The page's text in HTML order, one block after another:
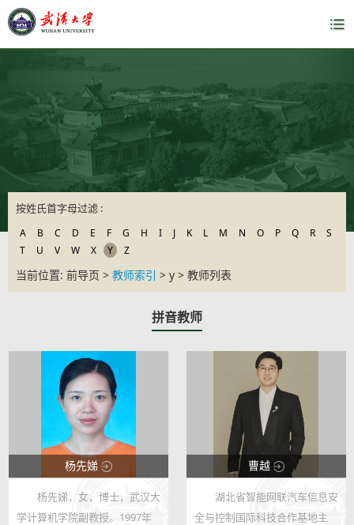
按姓氏首字母过滤 :
A B C D E F G H I J K L M N O P Q R
S
T
U V W X Y Z
当前位置: 前导页 > 教师索引 > y > 教师列表
拼音教师
杨先娣
123
杨先娣，女，博士，武汉大
学计算机学院副教授。1997年
曹越
123
湖北省智能网联汽车信息安
全与控制国际科技合作基地主